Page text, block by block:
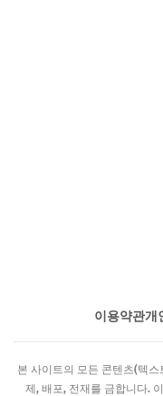
이용약관개
본 사이트의 모든 콘텐츠(텍
제, 배포, 전재를 금합니다.